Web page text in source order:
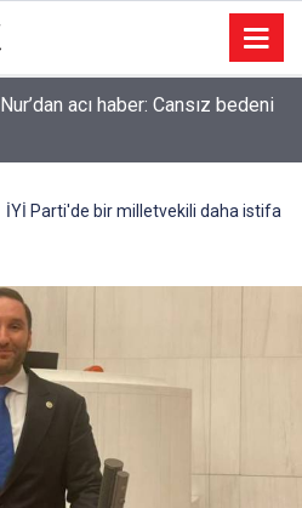
acı haber: Cansız bedeni
İYİ Parti'de bir milletvekili daha istifa